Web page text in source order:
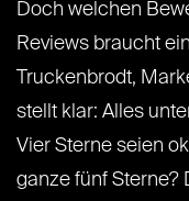
Doch welchen
Reviews braucht
Truckenbrodt,
stellt klar: Alles
Vier Sterne seien
ganze fünf Sterne?